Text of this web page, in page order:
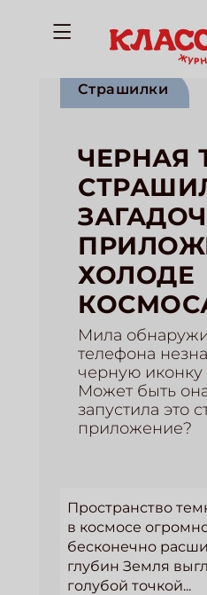
Страшилки
ЧЕРНАЯ
ХОЛОДЕ
Мила
телефона
черную
Может быть
запустила это
приложение?
Пространство
в космосе
бесконечно
глубин Земля
голубой точкой...